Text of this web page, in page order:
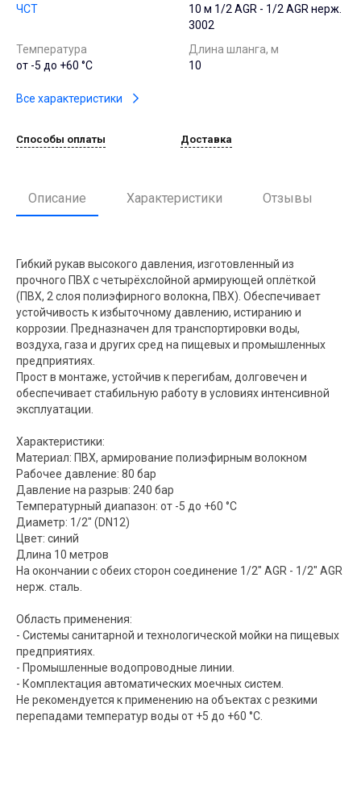
ЧСТ
10 м 1/2 AGR - 1/2 AGR нерж.
3002
Температура
от -5 до +60 °C
Длина шланга, м
10
Все характеристики
Способы оплаты Доставка
Описание Характеристики Отзывы
Гибкий рукав высокого давления, изготовленный из
прочного ПВХ с четырёхслойной армирующей оплёткой
(ПВХ, 2 слоя полиэфирного волокна, ПВХ). Обеспечивает
устойчивость к избыточному давлению, истиранию и
коррозии. Предназначен для транспортировки воды,
воздуха, газа и других сред на пищевых и промышленных
предприятиях.
Прост в монтаже, устойчив к перегибам, долговечен и
обеспечивает стабильную работу в условиях интенсивной
эксплуатации.
Характеристики:
Материал: ПВХ, армирование полиэфирным волокном
Рабочее давление: 80 бар
Давление на разрыв: 240 бар
Температурный диапазон: от -5 до +60 °C
Диаметр: 1/2" (DN12)
Цвет: синий
Длина 10 метров
На окончании с обеих сторон соединение 1/2" AGR - 1/2" AGR
нерж. сталь.
Область применения:
- Системы санитарной и технологической мойки на пищевых
предприятиях.
- Промышленные водопроводные линии.
- Комплектация автоматических моечных систем.
Не рекомендуется к применению на объектах с резкими
перепадами температур воды от +5 до +60 °С.